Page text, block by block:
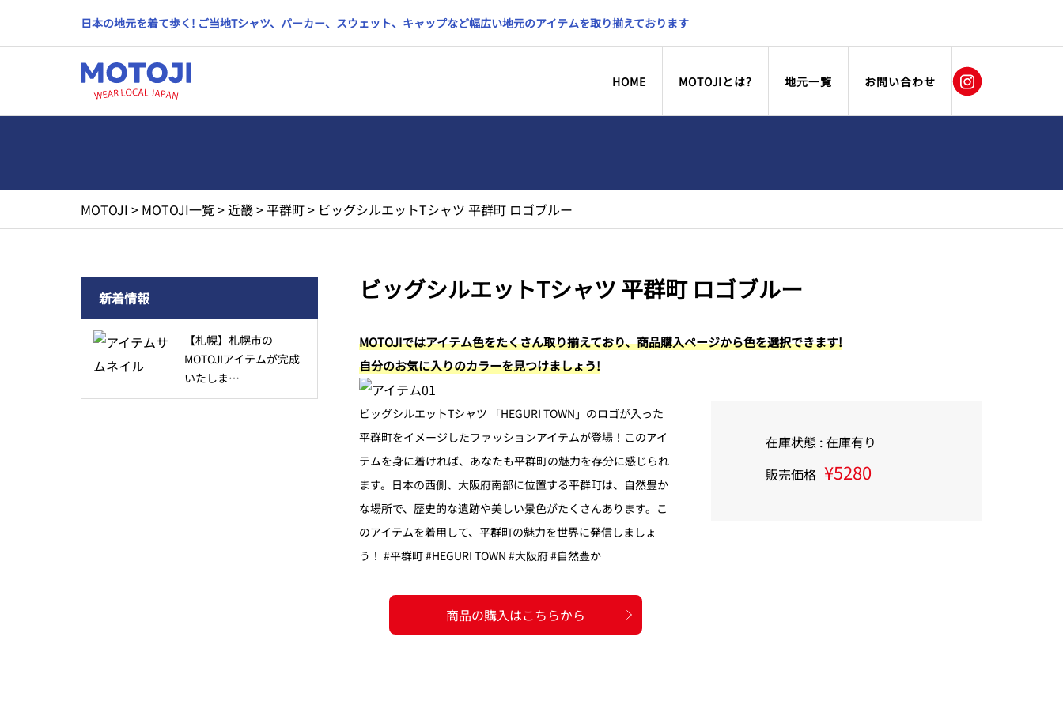
日本の地元を着て歩く! ご当地Tシャツ、パーカー、スウェット、キャップなど幅広い地元のアイテムを取り揃えております
HOME MOTOJIとは? 地元一覧 お問い合わせ
MOTOJI > MOTOJI一覧>近畿>平群町> ビッグシルエットTシャツ 平群町 ロゴブルー
新着情報
【札幌】札幌市の
MOTOJIアイテムが完成
いたしま…
ビッグシルエットTシャツ 平群町 ロゴブルー
MOTOJIではアイテム色をたくさん取り揃えており、商品購入ページから色を選択できます!
自分のお気に入りのカラーを見つけましょう!
ビッグシルエットTシャツ 「HEGURI TOWN」のロゴが入った
平群町をイメージしたファッションアイテムが登場！このアイ
テムを身に着ければ、あなたも平群町の魅力を存分に感じられ
ます。日本の西側、大阪府南部に位置する平群町は、自然豊か
な場所で、歴史的な遺跡や美しい景色がたくさんあります。こ
のアイテムを着用して、平群町の魅力を世界に発信しましょ
う！ #平群町 #HEGURI TOWN #大阪府 #自然豊か
商品の購入はこちらから
在庫状態 : 在庫有り
販売価格 ¥5280